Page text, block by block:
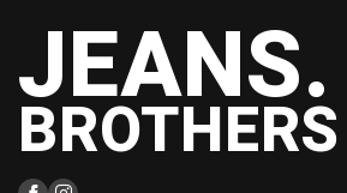
JEANS.
BROTHERS